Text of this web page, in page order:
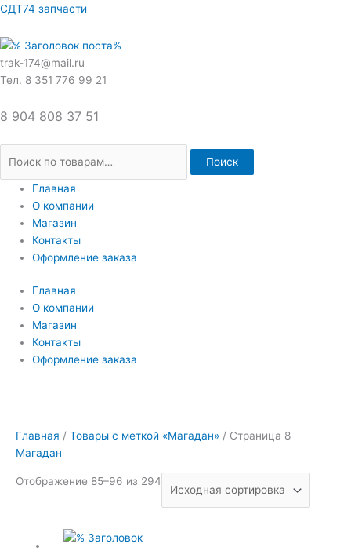
Перейти
содержимому
СДТ74 запчасти
trak-174@mail.ru
Тел. 8 351 776 99 21
8 904 808 37 51
Искать:
Поиск
Главная
О компании
Магазин
Контакты
Оформление заказа
Главная
О компании
Магазин
Контакты
Оформление заказа
Главная / Товары с меткой «Магадан» / Страница 8
Магадан
Отображение 85–96 из 294